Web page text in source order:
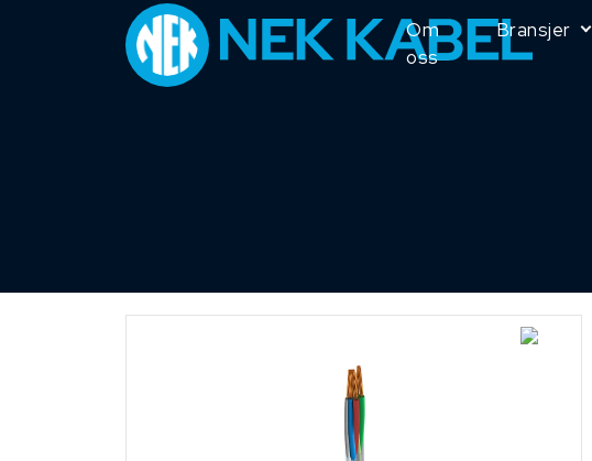
Om
oss
Bransjer